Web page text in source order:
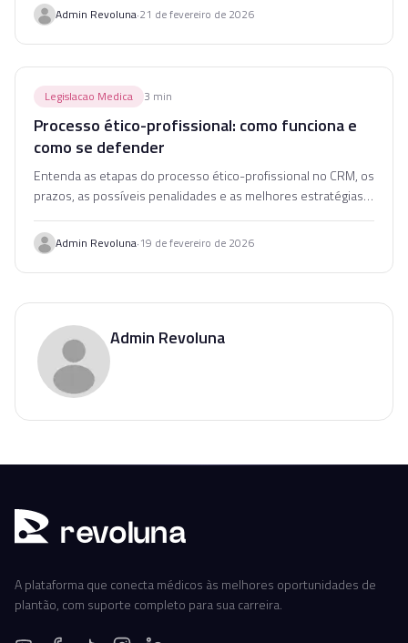
Admin Revoluna·21 de fevereiro de 2026
Legislacao Medica 3 min
Processo ético-profissional: como funciona e
como se defender
Entenda as etapas do processo ético-profissional no CRM, os
prazos, as possíveis penalidades e as melhores estratégias
Admin Revoluna·19 de fevereiro de 2026
Admin Revoluna
revoluna
A plataforma que conecta médicos às melhores oportunidades de
plantão, com suporte completo para sua carreira.